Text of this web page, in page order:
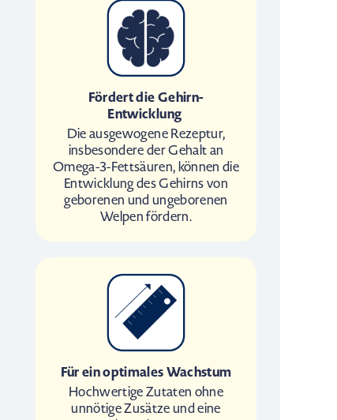
Fördert die Gehirn-
Entwicklung
Die ausgewogene Rezeptur,
insbesondere der Gehalt an
Omega-3-Fettsäuren, können die
Entwicklung des Gehirns von
geborenen und ungeborenen
Welpen fördern.
Für ein optimales Wachstum
Hochwertige Zutaten ohne
unnötige Zusätze und eine